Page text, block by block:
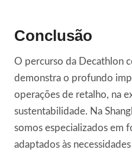
Conclusão
O percurso da Decathlon
demonstra o profundo
operações de retalho, na
sustentabilidade. Na
somos especializados em
adaptados às